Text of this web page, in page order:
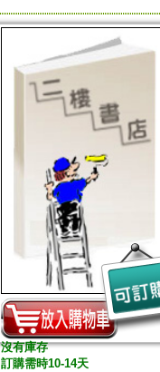
沒有庫存
訂購需時10-14天